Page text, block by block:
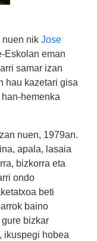
nuen nikJose
Eskolan eman
samar izan
hau kazetari gisa
hemenka
nuen, 1979an.
apala, lasaia
bizkorra eta
ondo
beti
baino
bizkar
ikuspegi hobea